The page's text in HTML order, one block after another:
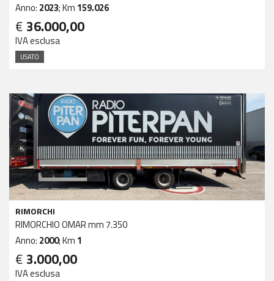
Anno: 2023; Km 159.026
€ 36.000,00
IVA esclusa
USATO
RIMORCHI
RIMORCHIO OMAR mm 7.350
Anno: 2000; Km 1
€ 3.000,00
IVA esclusa